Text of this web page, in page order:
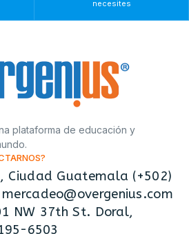
necesites
plataforma de educación y
Ciudad Guatemala (+502)
NW 37th St. Doral,
6503